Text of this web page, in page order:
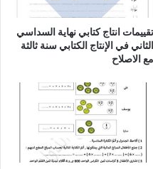
تقييمات انتاج كتابي نهاية السداسي
الثاني في الإنتاج الكتابي سنة ثالثة
مع الاصلاح